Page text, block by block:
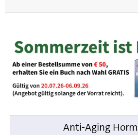
Anti-Aging